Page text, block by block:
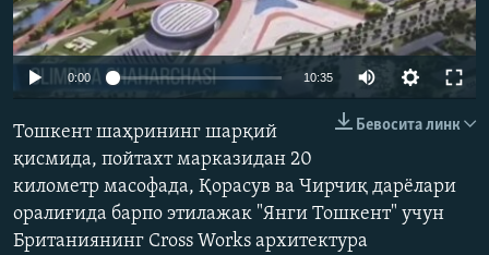
Auto 240p 480p
0:00 10:35
480p
Бевосита линк
Тошкент шаҳрининг шарқий
қисмида, пойтахт марказидан 20
километр масофада, Қорасув ва Чирчиқ дарёлари
оралиғида барпо этилажак "Янги Тошкент" учун
Британиянинг Cross Works архитектура